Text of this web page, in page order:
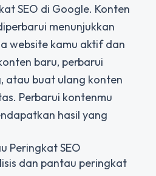
SEO di Google. Konten
menunjukkan
website kamu aktif dan
baru, perbarui
atau buat ulang konten
Perbarui kontenmu
hasil yang
Peringkat SEO
dan pantau peringkat